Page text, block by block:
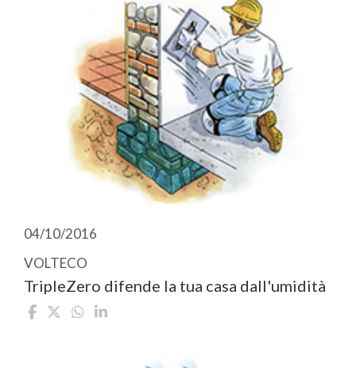
04/10/2016
VOLTECO
TripleZero difende la tua casa dall'umidità